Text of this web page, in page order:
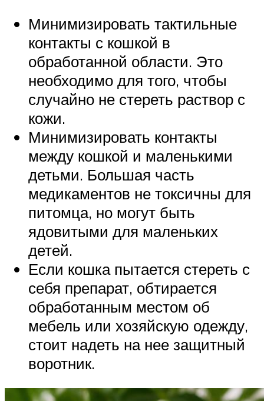
Минимизировать тактильные
контакты с кошкой в
обработанной области. Это
необходимо для того, чтобы
случайно не стереть раствор с
кожи.
Минимизировать контакты
между кошкой и маленькими
детьми. Большая часть
медикаментов не токсичны для
питомца, но могут быть
ядовитыми для маленьких
детей.
Если кошка пытается стереть с
себя препарат, обтирается
обработанным местом об
мебель или хозяйскую одежду,
стоит надеть на нее защитный
воротник.